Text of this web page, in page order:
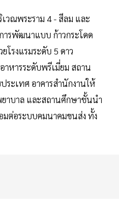
ณพระราม 4 - สีลม และ
รพัฒนาแบบ ก้าวกระโดด
โรงแรมระดับ 5 ดาว
หารระดับพรีเมี่ยม สถาน
ระเทศ อาคารสำนักงานให้
าบาล และสถานศึกษาชั้นนำ
ต่อระบบคมนาคมขนส่ง ทั้ง